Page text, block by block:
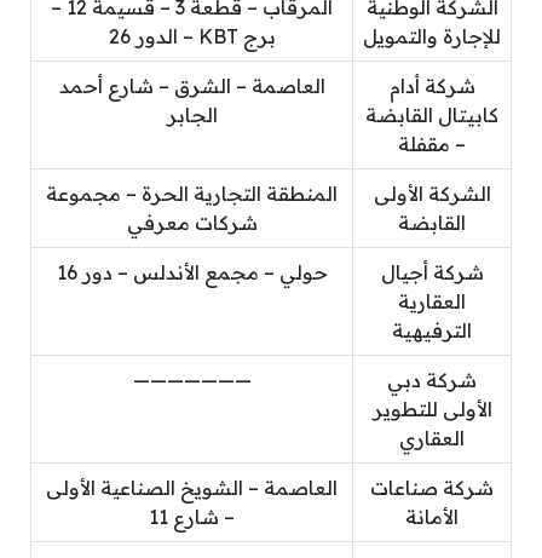
الشركة الوطنية
للإجارة والتمويل
المرقاب – قطعة 3 – قسيمة 12 –
برج KBT – الدور 26
شركة أدام
كابيتال القابضة
– مقفلة
العاصمة – الشرق – شارع أحمد
الجابر
الشركة الأولى
القابضة
المنطقة التجارية الحرة – مجموعة
شركات معرفي
شركة أجيال
العقارية
الترفيهية
حولي – مجمع الأندلس – دور 16
شركة دبي
الأولى للتطوير
العقاري
———————
شركة صناعات
الأمانة
العاصمة – الشويخ الصناعية الأولى
– شارع 11